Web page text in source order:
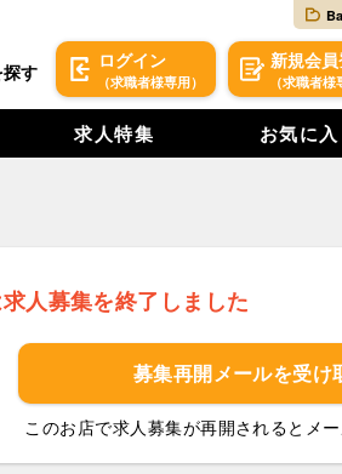
す ログイン
（求職者様専用）
新規会
（求職者
求人特集 お気に
人募集を終了しました
募集再開メールを受け
このお店で求人募集が再開されるとメ